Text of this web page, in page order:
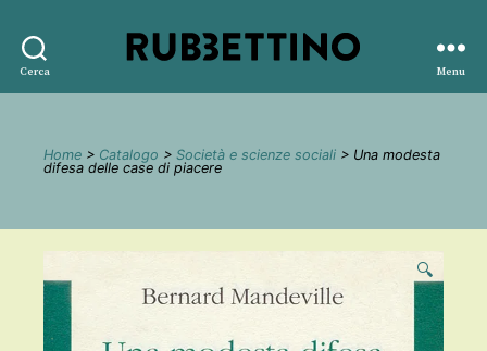
Cerca
editore
Menu
Home > Catalogo > Società e scienze sociali > Una modesta
difesa delle case di piacere
🔍